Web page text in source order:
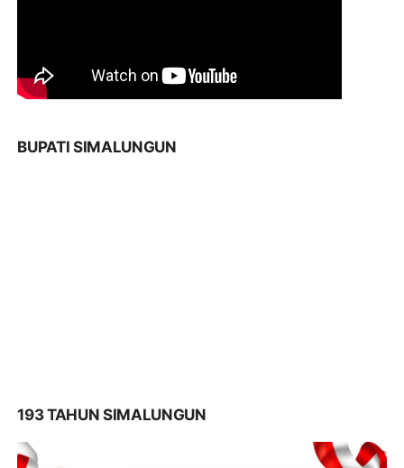
BUPATI SIMALUNGUN
193 TAHUN SIMALUNGUN